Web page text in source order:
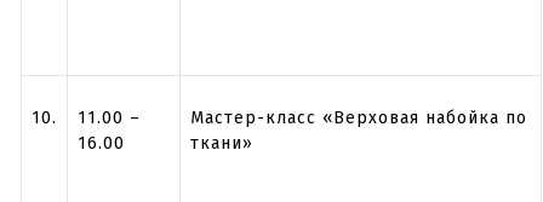
10.
11.00 –
16.00
Мастер-класс «Верховая набойка по
ткани»